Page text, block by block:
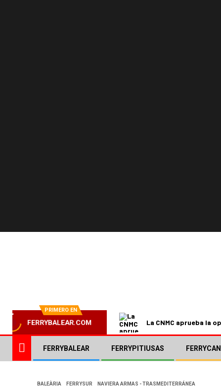
PRIMERO EN
FERRYBALEAR.COM La CNMC aprueba la
FERRYBALEAR FERRYPITIUSAS
BALEÀRIA FERRYSUR NAVIERA ARMAS - TRASMEDITERRÁNEA